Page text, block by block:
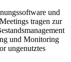
und
tragen zur
und Monitoring
ungenutztes